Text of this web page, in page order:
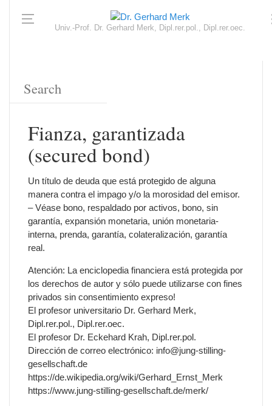
Univ.-Prof. Dr. Gerhard Merk, Dipl.rer.pol., Dipl.rer.oec.
Fianza, garantizada
(secured bond)
Un título de deuda que está protegido de alguna
manera contra el impago y/o la morosidad del emisor.
– Véase bono, respaldado por activos, bono, sin
garantía, expansión monetaria, unión monetaria-
interna, prenda, garantía, colateralización, garantía
real.
Atención: La enciclopedia financiera está protegida por
los derechos de autor y sólo puede utilizarse con fines
privados sin consentimiento expreso!
El profesor universitario Dr. Gerhard Merk,
Dipl.rer.pol., Dipl.rer.oec.
El profesor Dr. Eckehard Krah, Dipl.rer.pol.
Dirección de correo electrónico: info@jung-stilling-
gesellschaft.de
https://de.wikipedia.org/wiki/Gerhard_Ernst_Merk
https://www.jung-stilling-gesellschaft.de/merk/